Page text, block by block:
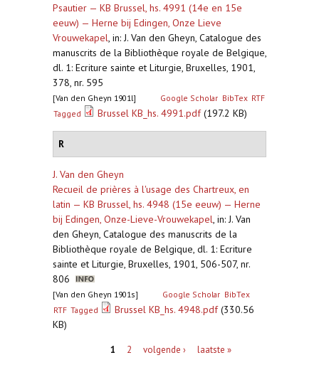
Psautier — KB Brussel, hs. 4991 (14e en 15e
eeuw) — Herne bij Edingen, Onze Lieve
Vrouwekapel, in: J. Van den Gheyn, Catalogue des
manuscrits de la Bibliothèque royale de Belgique,
dl. 1: Ecriture sainte et Liturgie, Bruxelles, 1901,
378, nr. 595
[Van den Gheyn 1901l] Google Scholar BibTex RTF
Tagged
Brussel KB_hs. 4991.pdf(197.2 KB)
R
J. Van den Gheyn
Recueil de prières à l'usage des Chartreux, en
latin — KB Brussel, hs. 4948 (15e eeuw) — Herne
bij Edingen, Onze-Lieve-Vrouwekapel, in: J. Van
den Gheyn, Catalogue des manuscrits de la
Bibliothèque royale de Belgique, dl. 1: Ecriture
sainte et Liturgie, Bruxelles, 1901, 506-507, nr.
806
[Van den Gheyn 1901s] Google Scholar BibTex
RTF Tagged Brussel KB_hs. 4948.pdf(330.56
KB)
1 2 volgende › laatste »